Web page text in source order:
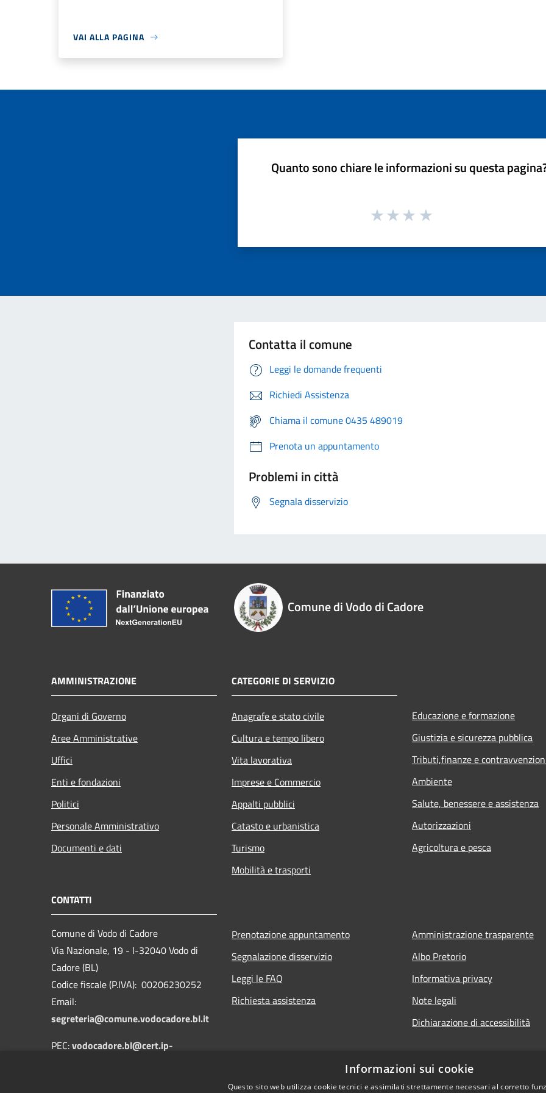
VAI ALLA PAGINA
Quanto sono chiare le informazioni su questa
Contatta il comune
Leggi le domande frequenti
Richiedi Assistenza
Chiama il comune 0435 489019
Prenota un appuntamento
Problemi in città
Segnala disservizio
Comune di Vodo di Cadore
AMMINISTRAZIONE
Organi di Governo
Aree Amministrative
Uffici
Enti e fondazioni
Politici
Personale Amministrativo
Documenti e dati
CATEGORIE DI SERVIZIO
Anagrafe e stato civile
Cultura e tempo libero
Vita lavorativa
Imprese e Commercio
Appalti pubblici
Catasto e urbanistica
Turismo
Mobilità e trasporti
Educazione e formazione
Giustizia e sicurezza pubblica
Tributi,finanze e
Ambiente
Salute, benessere e assistenza
Autorizzazioni
Agricoltura e pesca
CONTATTI
Comune di Vodo di Cadore
Via Nazionale, 19 - I-32040 Vodo di
Cadore (BL)
Codice fiscale (P.IVA): 00206230252
Email:
segreteria@comune.vodocadore.bl.it
PEC:vodocadore.bl@cert.ip-
Prenotazione appuntamento
Segnalazione disservizio
Leggi le FAQ
Richiesta assistenza
Amministrazione trasparente
Albo Pretorio
Informativa privacy
Note legali
Dichiarazione di accessibilità
Informazioni sui cookie
Questo sito web utilizza cookie tecnici e assimilati strettamente necessari al corretto